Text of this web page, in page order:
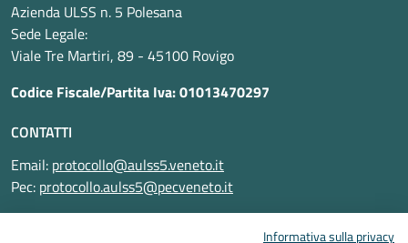
Azienda ULSS n. 5 Polesana
Sede Legale:
Viale Tre Martiri, 89 - 45100 Rovigo
Codice Fiscale/Partita Iva: 01013470297
CONTATTI
Email: protocollo@aulss5.veneto.it
Pec: protocollo.aulss5@pecveneto.it
Informativa sulla privacy